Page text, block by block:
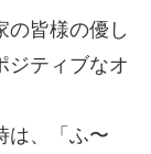
の皆様の優し
ジティブなオ
は、「ふ〜